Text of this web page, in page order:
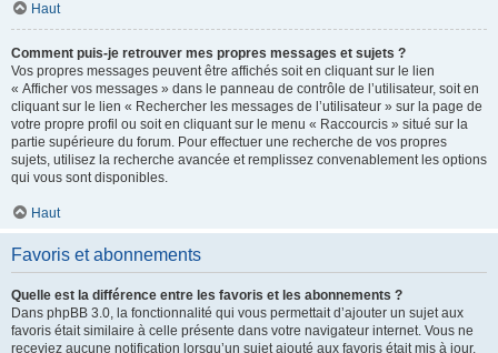
Haut
Comment puis-je retrouver mes propres messages et sujets ?
Vos propres messages peuvent être affichés soit en cliquant sur le lien
« Afficher vos messages » dans le panneau de contrôle de l’utilisateur, soit en
cliquant sur le lien « Rechercher les messages de l’utilisateur » sur la page de
votre propre profil ou soit en cliquant sur le menu « Raccourcis » situé sur la
partie supérieure du forum. Pour effectuer une recherche de vos propres
sujets, utilisez la recherche avancée et remplissez convenablement les options
qui vous sont disponibles.
Haut
Favoris et abonnements
Quelle est la différence entre les favoris et les abonnements ?
Dans phpBB 3.0, la fonctionnalité qui vous permettait d’ajouter un sujet aux
favoris était similaire à celle présente dans votre navigateur internet. Vous ne
receviez aucune notification lorsqu’un sujet ajouté aux favoris était mis à jour.